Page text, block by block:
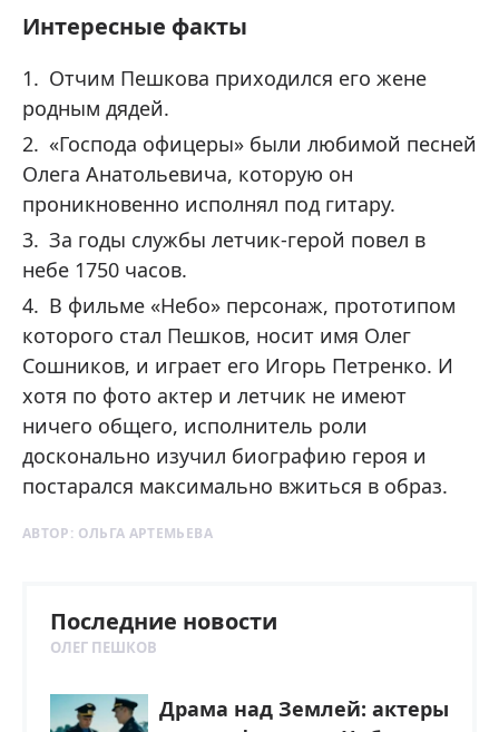
Интересные факты
Отчим Пешкова приходился его жене
родным дядей.
«Господа офицеры» были любимой песней
Олега Анатольевича, которую он
проникновенно исполнял под гитару.
За годы службы летчик-герой повел в
небе 1750 часов.
В фильме «Небо» персонаж, прототипом
которого стал Пешков, носит имя Олег
Сошников, и играет его Игорь Петренко. И
хотя по фото актер и летчик не имеют
ничего общего, исполнитель роли
досконально изучил биографию героя и
постарался максимально вжиться в образ.
АВТОР: ОЛЬГА АРТЕМЬЕВА
Последние новости
ОЛЕГ ПЕШКОВ
Драма над Землей: актеры